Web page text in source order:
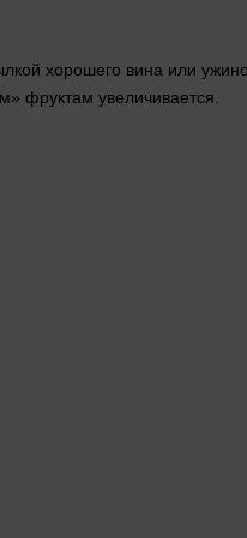
хорошего вина или
фруктам увеличивается.